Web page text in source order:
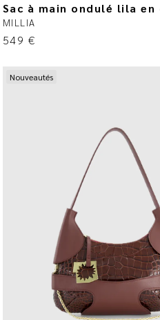
Sac à main ondulé lila en
MILLIA
549 €
Nouveautés